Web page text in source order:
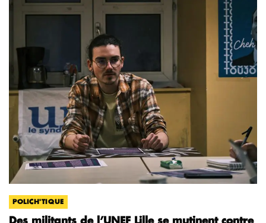
POLICH'TIQUE
Des militants de l’UNEF Lille se mutinent contre